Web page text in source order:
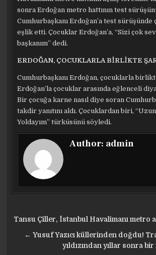
sonra Erdoğan metro hattının test
Cumhurbaşkanı Erdoğan’a test sürüşünde
eşlik etti. Çocuklar Erdoğan’a, “Sizi çok
başkanım” dedi.
ERDOĞAN, ÇOCUKLARLA BİRLİKTE
Cumhurbaşkanı Erdoğan, çocuklarla
Erdoğan’la çocuklar arasında eğlenceli
Bir çocuğa karne nasıl diye soran
takdir yanıtını aldı. Çocuklardan biri,
Yoldayım” türküsünü söyledi.
Author: admin
Yazı
gezinmesi
Tansu Çiller, İstanbul Havalimanı metro
← Yusuf Yazıcı küllerinden doğdu!
yıldızından yıllar sonra bir